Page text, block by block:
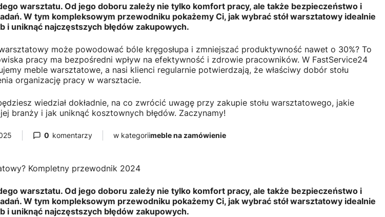
warsztatu. Od jego doboru zależy nie tylko komfort pracy, ale także bezpieczeństwo i
W tym kompleksowym przewodniku pokażemy Ci, jak wybrać stół warsztatowy idealnie
i uniknąć najczęstszych błędów zakupowych.
może powodować bóle kręgosłupa i zmniejszać produktywność nawet o 30%? To
pracy ma bezpośredni wpływ na efektywność i zdrowie pracowników. W FastService24
meble warsztatowe, a nasi klienci regularnie potwierdzają, że właściwy dobór stołu
organizację pracy w warsztacie.
wiedział dokładnie, na co zwrócić uwagę przy zakupie stołu warsztatowego, jakie
branży i jak uniknąć kosztownych błędów. Zaczynamy!
0 komentarzy w kategoriimeble na zamówienie
Kompletny przewodnik 2024
warsztatu. Od jego doboru zależy nie tylko komfort pracy, ale także bezpieczeństwo i
W tym kompleksowym przewodniku pokażemy Ci, jak wybrać stół warsztatowy idealnie
i uniknąć najczęstszych błędów zakupowych.